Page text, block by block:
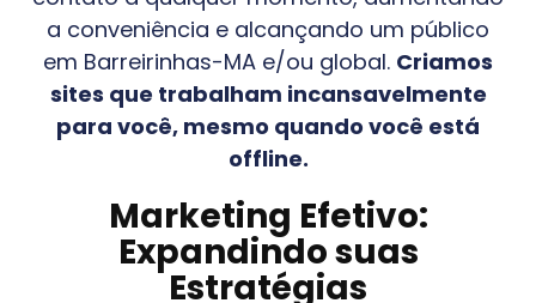
a conveniência e alcançando um público
em Barreirinhas-MA e/ou global. Criamos
sites que trabalham incansavelmente
para você, mesmo quando você está
offline.
Marketing Efetivo:
Expandindo suas
Estratégias